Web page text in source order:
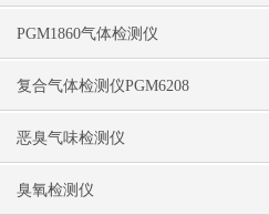
PGM1860气体检测仪
复合气体检测仪PGM6208
恶臭气味检测仪
臭氧检测仪